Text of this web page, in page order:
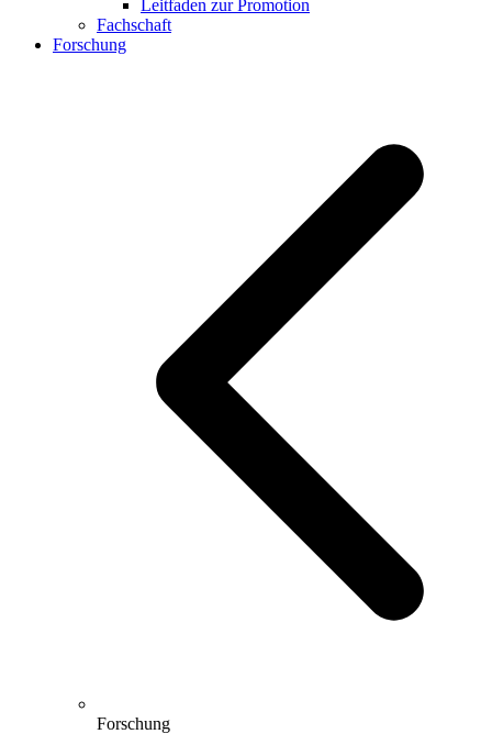
Leitfaden zur Promotion
Fachschaft
Forschung
Forschung